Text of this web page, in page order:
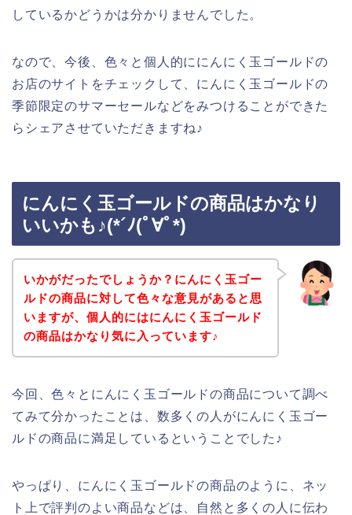
しているかどうかは分かりませんでした。
なので、今後、色々と個人的ににんにく玉ゴールドの
お店のサイトをチェックして、にんにく玉ゴールドの
季節限定のサマーセールなどをみつけることができた
らシェアさせていただきますね♪
にんにく玉ゴールドの商品はかなり
いいかも♪(*´ﾉ(ﾟ∀ﾟ*)
いかがだったでしょうか？にんにく玉ゴー
ルドの商品に対して色々な意見があると思
いますが、個人的にはにんにく玉ゴールド
の商品はかなり気に入っています♪
今回、色々とにんにく玉ゴールドの商品について調べ
てみて分かったことは、数多くの人がにんにく玉ゴー
ルドの商品に満足しているということでした♪
やっぱり、にんにく玉ゴールドの商品のように、ネッ
ト上で評判のよい商品などは、自然と多くの人に伝わ